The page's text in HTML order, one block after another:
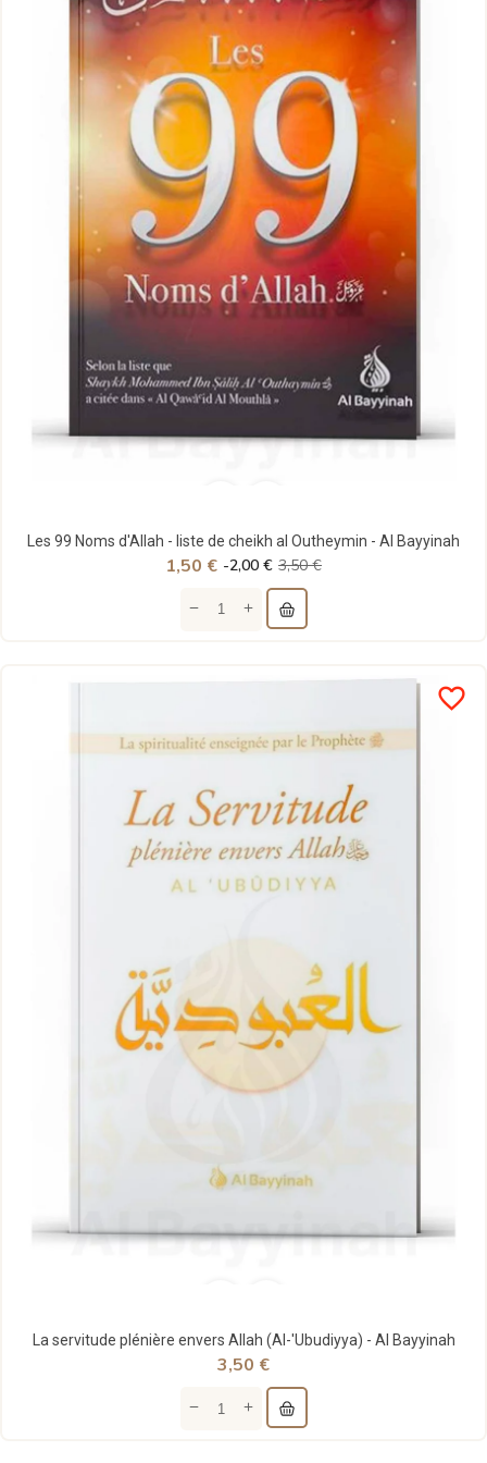
Les 99 Noms d'Allah - liste de cheikh al Outheymin - Al Bayyinah
1,50 € -2,00 € 3,50 €
favorite_border
La servitude plénière envers Allah (Al-'Ubudiyya) - Al Bayyinah
3,50 €